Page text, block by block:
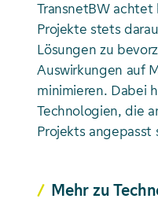
TransnetBW
Projekte stets
Lösungen zu
Auswirkungen auf
minimieren. Dabei
Technologien, die
Projekts angepasst
Mehr zu